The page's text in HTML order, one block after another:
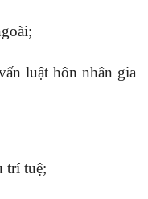
luật hôn nhân gia
trí tuệ;